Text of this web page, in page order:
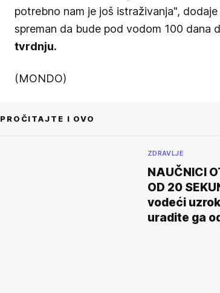
potrebno nam je još istraživanja",
spreman da bude pod vodom 100 dana
tvrdnju.
(MONDO)
PROČITAJTE I OVO
ZDRAVLJE
NAUČNICI
OD 20
vodeći uzrok
uradite ga